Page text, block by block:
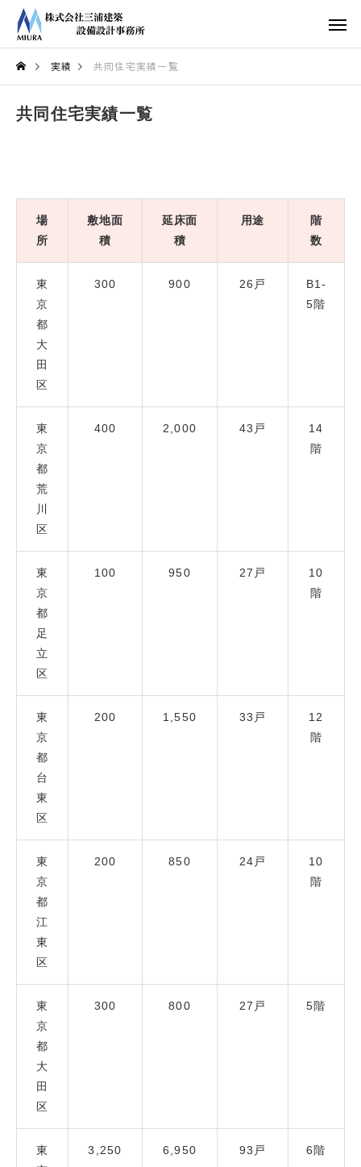
実績 共同住宅実績一覧
共同住宅実績一覧
場
所
敷地面
積
延床面
積
用途
階
数
東
京
都
大
田
区
300 900 26戸
B1-
5階
東
京
都
荒
川
区
400 2,000 43戸
14
階
東
京
都
足
立
区
100 950 27戸
10
階
東
京
都
台
東
区
200 1,550 33戸
12
階
東
京
都
江
東
区
200 850 24戸
10
階
東
京
都
大
田
区
300 800 27戸 5階
東
3,250 6,950 93戸 6階